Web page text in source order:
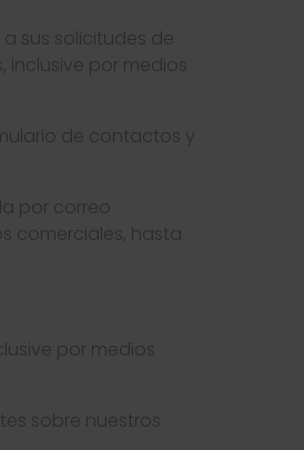
sus solicitudes de
por medios
de contactos y
por correo
comerciales, hasta
por medios
sobre nuestros